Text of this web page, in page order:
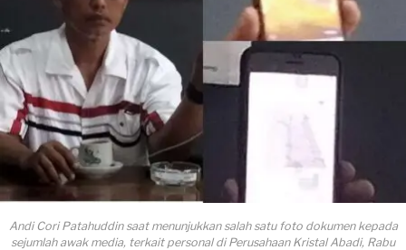
Andi Cori Patahuddin saat menunjukkan salah satu foto dokumen kepada
sejumlah awak media, terkait personal di Perusahaan Kristal Abadi, Rabu